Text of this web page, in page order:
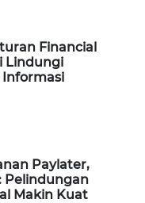
Financial
Lindungi
Paylater,
Pelindungan
Makin Kuat